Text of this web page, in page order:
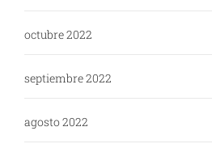
octubre 2022
septiembre 2022
agosto 2022